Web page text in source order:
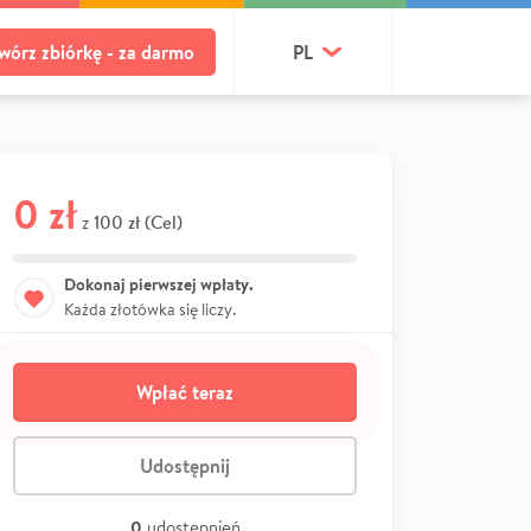
zbiórkę - za darmo PL
0 zł z 100 zł (Cel)
Dokonaj pierwszej wpłaty.
Każda złotówka się liczy.
Wpłać teraz
Udostępnij